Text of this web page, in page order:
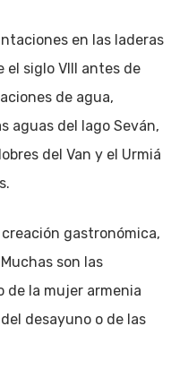
en las laderas
siglo VIII antes de
de agua,
aguas del lago Seván,
del Van y el Urmiá
gastronómica,
son las
de la mujer armenia
desayuno o de las